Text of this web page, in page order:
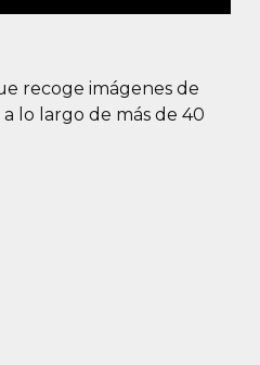
recoge imágenes de
lo largo de más de 40